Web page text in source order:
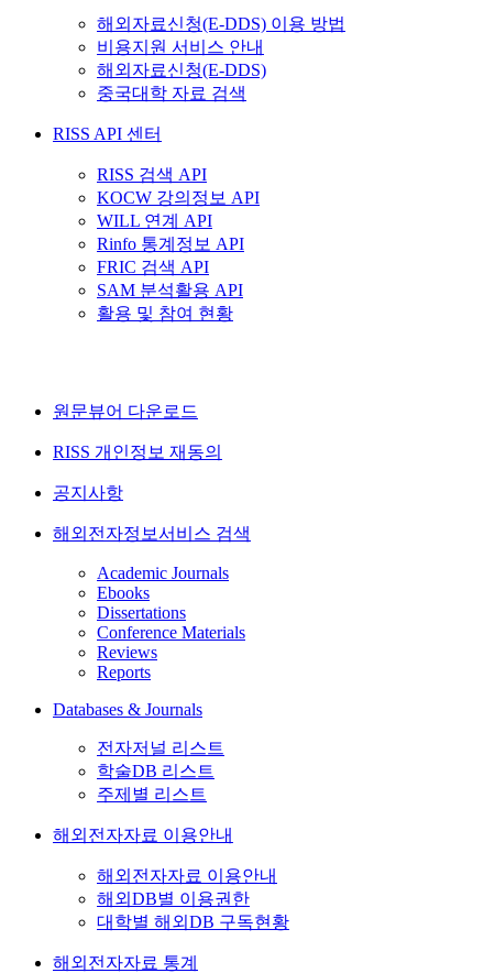
해외자료신청(E-DDS) 이용 방법
비용지원 서비스 안내
해외자료신청(E-DDS)
중국대학 자료 검색
RISS API 센터
RISS 검색 API
KOCW 강의정보 API
WILL 연계 API
Rinfo 통계정보 API
FRIC 검색 API
SAM 분석활용 API
활용 및 참여 현황
원문뷰어 다운로드
RISS 개인정보 재동의
공지사항
해외전자정보서비스 검색
Academic Journals
Ebooks
Dissertations
Conference Materials
Reviews
Reports
Databases & Journals
전자저널 리스트
학술DB 리스트
주제별 리스트
해외전자자료 이용안내
해외전자자료 이용안내
해외DB별 이용권한
대학별 해외DB 구독현황
해외전자자료 통계